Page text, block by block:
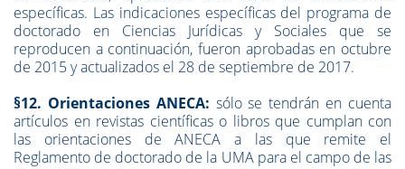
específicas. Las indicaciones específicas del programa de
doctorado en Ciencias Jurídicas y Sociales que se
reproducen a continuación, fueron aprobadas en octubre
de 2015 y actualizados el 28 de septiembre de 2017.
§12. Orientaciones ANECA: sólo se tendrán en cuenta
artículos en revistas científicas o libros que cumplan con
las orientaciones de ANECA a las que remite el
Reglamento de doctorado de la UMA para el campo de las